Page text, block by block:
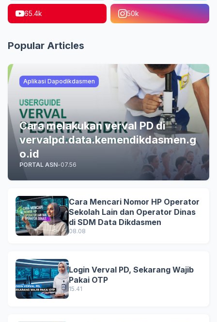
65.4k 50k
Popular Articles
Aplikasi Dapodikdasmen
Cara melakukan verval PD di
vervalpd.data.kemendikdasmen.g
o.id
PORTAL ASN-07.56
Cara Mencari Nomor HP Operator
Sekolah Lain dan Operator Dinas
di SDM Data Dikdasmen
08.08
Login Verval PD, Sekarang Wajib
Pakai OTP
15.41